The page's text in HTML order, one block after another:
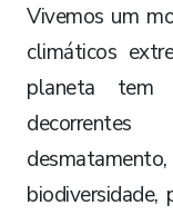
Vivemos um
climáticos
planeta tem